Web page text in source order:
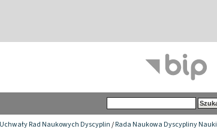
Uchwały Rad Naukowych Dyscyplin/Rada Naukowa Dyscypliny Nauki